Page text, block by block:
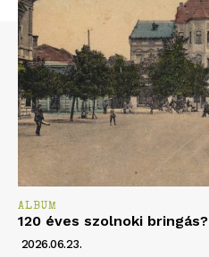
ALBUM
120 éves szolnoki bringás?
2026.06.23.